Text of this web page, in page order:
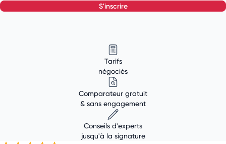
s'inscrire
Tarifs
négociés
Comparateur gratuit
& sans engagement
Conseils d'experts
jusqu'à la signature